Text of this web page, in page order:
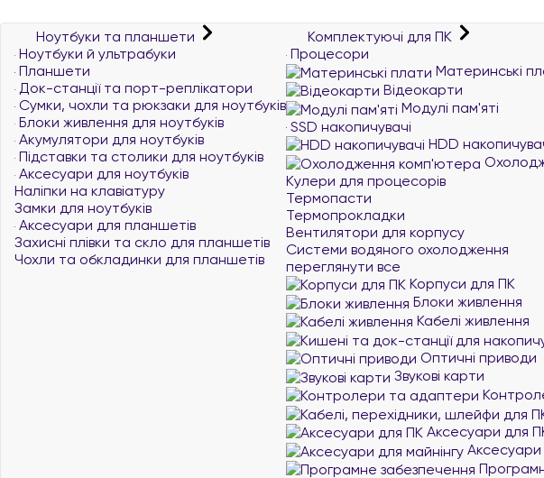
Ноутбуки та планшети
Ноутбуки й ультрабуки
Планшети
Док-станції та порт-реплікатори
Сумки, чохли та рюкзаки для ноутбуків
Блоки живлення для ноутбуків
Акумулятори для ноутбуків
Підставки та столики для ноутбуків
Аксесуари для ноутбуків
Наліпки на клавіатуру
Замки для ноутбуків
Аксесуари для планшетів
Захисні плівки та скло для планшетів
Чохли та обкладинки для планшетів
Комплектуючі для ПК
Процесори
Материнські
Відеокарти
Модулі пам'яті
SSD накопичувачі
HDD
Кулери для процесорів
Термопасти
Термопрокладки
Вентилятори для корпусу
Системи водяного охолодження
переглянути все
Корпуси для ПК
Блоки живлення
Кабелі живлення
Оптичні приводи
Звукові карти
Аксесуари для
Аксесуари